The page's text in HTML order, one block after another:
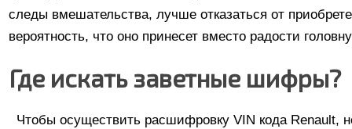
следы вмешательства, лучше отказаться от
вероятность, что оно принесет вместо радости
Где искать заветные шифры?
Чтобы осуществить расшифровку VIN кода Renault,